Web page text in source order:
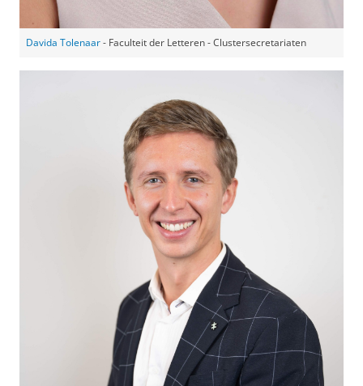
Davida Tolenaar- Faculteit der Letteren - Clustersecretariaten